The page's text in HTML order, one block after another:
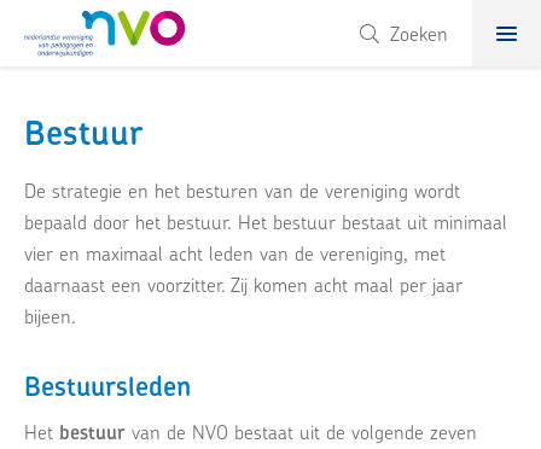
NVO Zoeken
Bestuur
De strategie en het besturen van de vereniging wordt
bepaald door het bestuur. Het bestuur bestaat uit minimaal
vier en maximaal acht leden van de vereniging, met
daarnaast een voorzitter. Zij komen acht maal per jaar
bijeen.
Bestuursleden
Het bestuur van de NVO bestaat uit de volgende zeven